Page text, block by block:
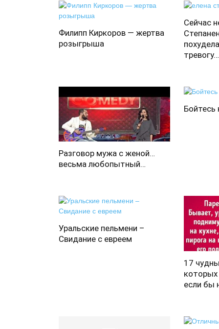
Филипп Киркоров — жертва
розыгрыша
Сейчас
тревогу…
Разговор мужа с женой…
весьма любопытный…
Бойтесь
Уральские пельмени –
Свидание с евреем
17
которых
если бы